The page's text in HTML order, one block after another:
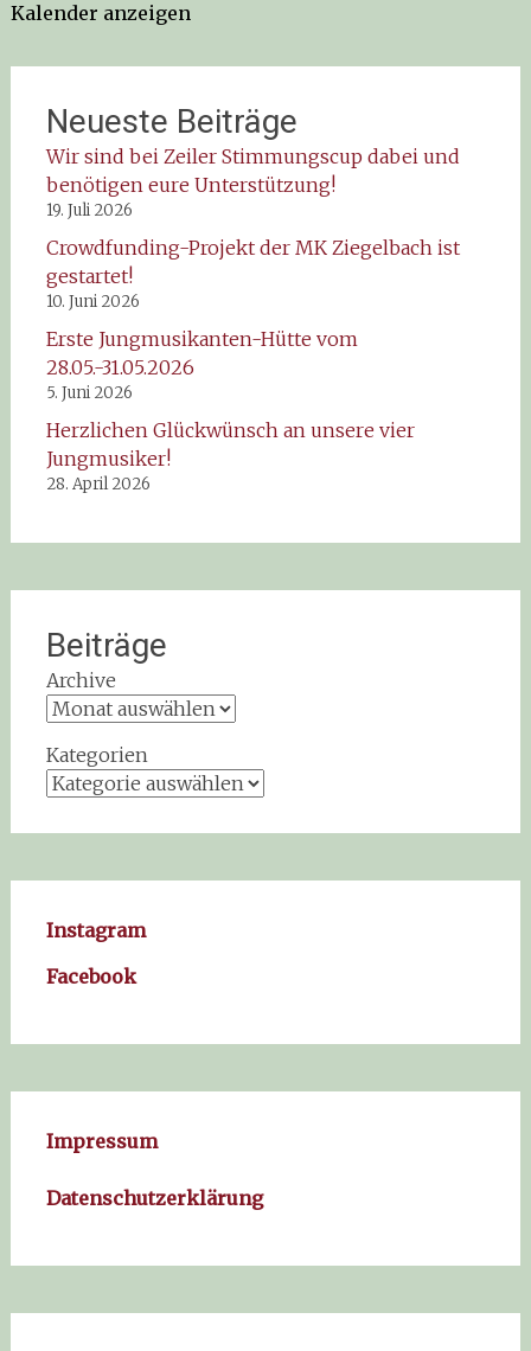
Kalender anzeigen
Neueste Beiträge
Wir sind bei Zeiler Stimmungscup dabei und
benötigen eure Unterstützung!
19. Juli 2026
Crowdfunding-Projekt der MK Ziegelbach ist
gestartet!
10. Juni 2026
Erste Jungmusikanten-Hütte vom
28.05.-31.05.2026
5. Juni 2026
Herzlichen Glückwünsch an unsere vier
Jungmusiker!
28. April 2026
Beiträge
Archive
Kategorien
Instagram
Facebook
Impressum
Datenschutzerklärung